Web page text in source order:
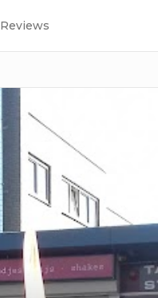
Reviews